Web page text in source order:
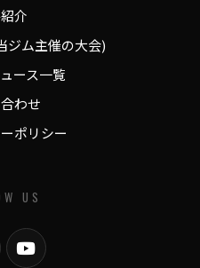
介
ジム主催の大会)
ース一覧
わせ
ポリシー
US